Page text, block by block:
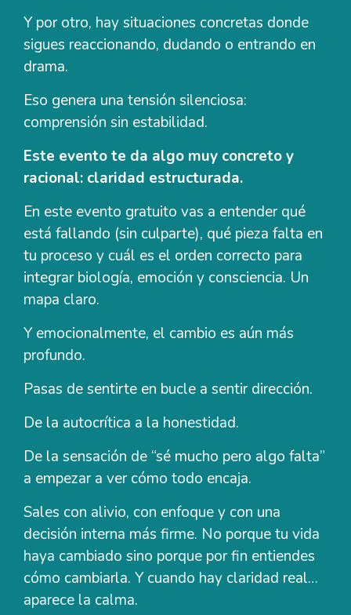
Y por otro, hay situaciones concretas donde
sigues reaccionando, dudando o entrando en
drama.
Eso genera una tensión silenciosa:
comprensión sin estabilidad.
Este evento te da algo muy concreto y
racional: claridad estructurada.
En este evento gratuito vas a entender qué
está fallando (sin culparte), qué pieza falta en
tu proceso y cuál es el orden correcto para
integrar biología, emoción y consciencia. Un
mapa claro.
Y emocionalmente, el cambio es aún más
profundo.
Pasas de sentirte en bucle a sentir dirección.
De la autocrítica a la honestidad.
De la sensación de “sé mucho pero algo falta”
a empezar a ver cómo todo encaja.
Sales con alivio, con enfoque y con una
decisión interna más firme. No porque tu vida
haya cambiado sino porque por fin entiendes
cómo cambiarla. Y cuando hay claridad real…
aparece la calma.